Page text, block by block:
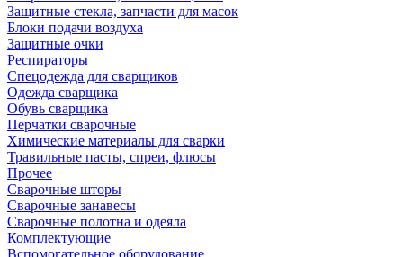
Защитные стекла, запчасти для масок
Блоки подачи воздуха
Защитные очки
Респираторы
Спецодежда для сварщиков
Одежда сварщика
Обувь сварщика
Перчатки сварочные
Химические материалы для сварки
Травильные пасты, спреи, флюсы
Прочее
Сварочные шторы
Сварочные занавесы
Сварочные полотна и одеяла
Комплектующие
Вспомогательное оборудование